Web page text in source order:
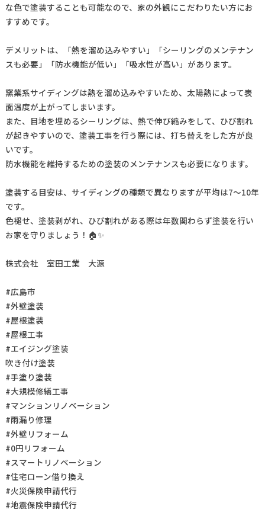
な色で塗装することも可能なので、家の外観にこだわりたい方にお
すすめです。
デメリットは、「熱を溜め込みやすい」「シーリングのメンテナン
スも必要」「防水機能が低い」「吸水性が高い」があります。
窯業系サイディングは熱を溜め込みやすいため、太陽熱によって表
面温度が上がってしまいます。
また、目地を埋めるシーリングは、熱で伸び縮みをして、ひび割れ
が起きやすいので、塗装工事を行う際には、打ち替えをした方が良
いです。
防水機能を維持するための塗装のメンテナンスも必要になります。
塗装する目安は、サイディングの種類で異なりますが平均は7〜10年
です。
色褪せ、塗装剥がれ、ひび割れがある際は年数関わらず塗装を行い
お家を守りましょう！🏠✨
株式会社 室田工業 大源
#広島市
#外壁塗装
#屋根塗装
#屋根工事
#エイジング塗装
吹き付け塗装
#手塗り塗装
#大規模修繕工事
#マンションリノベーション
#雨漏り修理
#外壁リフォーム
#0円リフォーム
#スマートリノベーション
#住宅ローン借り換え
#火災保険申請代行
#地震保険申請代行